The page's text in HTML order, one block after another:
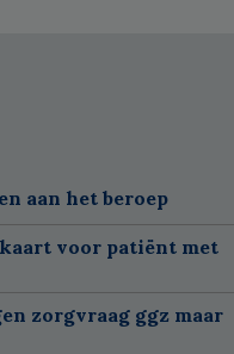
aan het beroep
voor patiënt met
zorgvraag ggz maar